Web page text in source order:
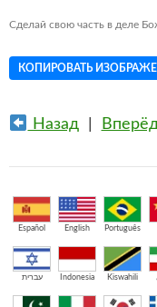
Сделай свою часть в деле
КОПИРОВАТЬ
Назад|
Español English Português
עברית Indonesia Kiswahili